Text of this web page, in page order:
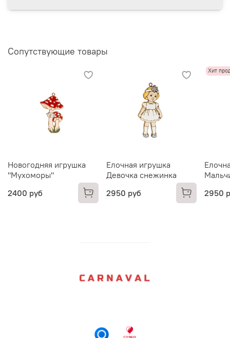
Сопутствующие товары
Новогодняя игрушка
"Мухоморы"
2400 руб
Елочная игрушка
Девочка снежинка
2950 руб
Хит
2950